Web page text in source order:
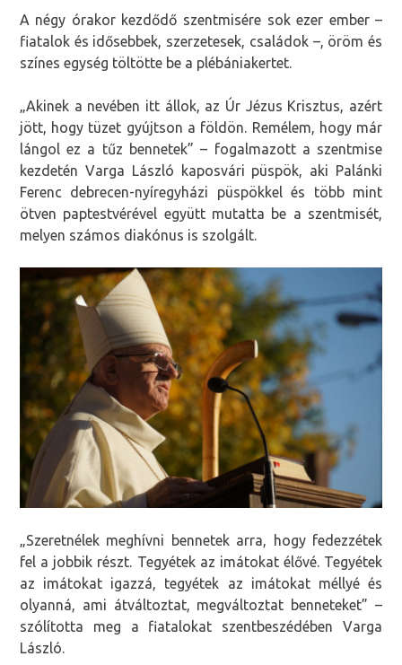
A négy órakor kezdődő szentmisére sok ezer ember –
fiatalok és idősebbek, szerzetesek, családok –, öröm és
színes egység töltötte be a plébániakertet.
„Akinek a nevében itt állok, az Úr Jézus Krisztus, azért
jött, hogy tüzet gyújtson a földön. Remélem, hogy már
lángol ez a tűz bennetek” – fogalmazott a szentmise
kezdetén Varga László kaposvári püspök, aki Palánki
Ferenc debrecen-nyíregyházi püspökkel és több mint
ötven paptestvérével együtt mutatta be a szentmisét,
melyen számos diakónus is szolgált.
„Szeretnélek meghívni bennetek arra, hogy fedezzétek
fel a jobbik részt. Tegyétek az imátokat élővé. Tegyétek
az imátokat igazzá, tegyétek az imátokat méllyé és
olyanná, ami átváltoztat, megváltoztat benneteket” –
szólította meg a fiatalokat szentbeszédében Varga
László.